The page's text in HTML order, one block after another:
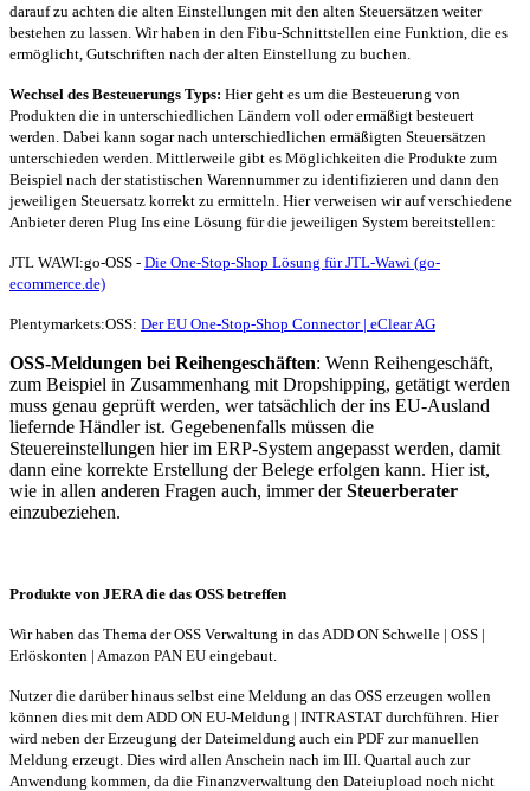
darauf zu achten die alten Einstellungen mit den alten Steuersätzen weiter
bestehen zu lassen. Wir haben in den Fibu-Schnittstellen eine Funktion, die es
ermöglicht, Gutschriften nach der alten Einstellung zu buchen.
Wechsel des Besteuerungs Typs: Hier geht es um die Besteuerung von
Produkten die in unterschiedlichen Ländern voll oder ermäßigt besteuert
werden. Dabei kann sogar nach unterschiedlichen ermäßigten Steuersätzen
unterschieden werden. Mittlerweile gibt es Möglichkeiten die Produkte zum
Beispiel nach der statistischen Warennummer zu identifizieren und dann den
jeweiligen Steuersatz korrekt zu ermitteln. Hier verweisen wir auf verschiedene
Anbieter deren Plug Ins eine Lösung für die jeweiligen System bereitstellen:
JTL WAWI:go-OSS - Die One-Stop-Shop Lösung für JTL-Wawi (go-
ecommerce.de)
Plentymarkets:OSS: Der EU One-Stop-Shop Connector | eClear AG
OSS-Meldungen bei Reihengeschäften: Wenn Reihengeschäft,
zum Beispiel in Zusammenhang mit Dropshipping, getätigt werden
muss genau geprüft werden, wer tatsächlich der ins EU-Ausland
liefernde Händler ist. Gegebenenfalls müssen die
Steuereinstellungen hier im ERP-System angepasst werden, damit
dann eine korrekte Erstellung der Belege erfolgen kann. Hier ist,
wie in allen anderen Fragen auch, immer derSteuerberater
einzubeziehen.
Produkte von JERA die das OSS betreffen
Wir haben das Thema der OSS Verwaltung in das ADD ON Schwelle | OSS |
Erlöskonten | Amazon PAN EU eingebaut.
Nutzer die darüber hinaus selbst eine Meldung an das OSS erzeugen wollen
können dies mit dem ADD ON EU-Meldung | INTRASTAT durchführen. Hier
wird neben der Erzeugung der Dateimeldung auch ein PDF zur manuellen
Meldung erzeugt. Dies wird allen Anschein nach im III. Quartal auch zur
Anwendung kommen, da die Finanzverwaltung den Dateiupload noch nicht